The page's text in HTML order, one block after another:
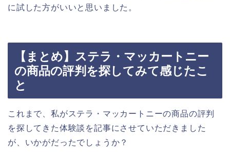
に試した方がいいと思いました。
【まとめ】ステラ・マッカートニー
の商品の評判を探してみて感じたこ
と
これまで、私がステラ・マッカートニーの商品の評判
を探してきた体験談を記事にさせていただきました
が、いかがだったでしょうか？